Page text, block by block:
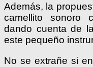
Además, la
camellito sonoro
dando cuenta de
este pequeño
No se extrañe si